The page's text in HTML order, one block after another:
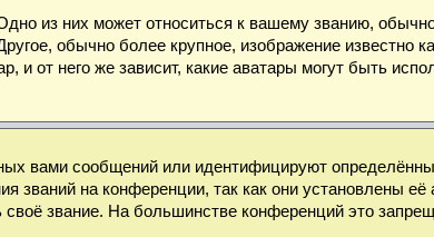
из них может относиться к вашему званию,
обычно более крупное, изображение известно
и от него же зависит, какие аватары могут быть
вами сообщений или идентифицируют
на конференции, так как они установлены
звание. На большинстве конференций это